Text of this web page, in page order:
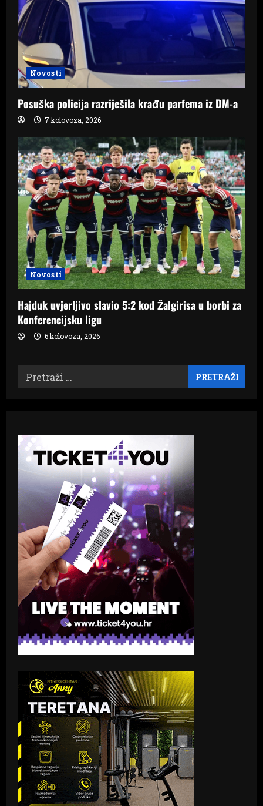
Novosti
Posuška policija razriješila krađu parfema iz DM-a
7 kolovoza, 2026
Novosti
Hajduk uvjerljivo slavio 5:2 kod Žalgirisa u borbi za
Konferencijsku ligu
6 kolovoza, 2026
Pretraži: